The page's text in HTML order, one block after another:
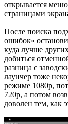
открывается
страницами
После поиска
ошибок»
куда лучше
добиться
разница с
лаунчер тоже
режиме 1080p,
720p, а потом
доволен тем, как